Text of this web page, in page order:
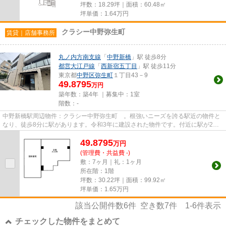
坪数：18.29坪｜面積：60.48㎡
坪単価： 1.64万円
賃貸｜店舗事務所 クラシー中野弥生町
丸ノ内方南支線 「 中野新橋 」駅 徒歩8分
都営大江戸線 「 西新宿五丁目 」駅 徒歩11分
東京都中野区弥生町 １丁目43－9
49.8795万円
築年数：築4年 ｜募集中： 1室
階数：-
中野新橋駅周辺物件：クラシー中野弥生町 。根強いニーズを誇る駅近の物件と
なり、徒歩8分に駅があります。令和3年に建設された物件です。付近に駅が2駅
49.8795万円
(管理費・共益費 -)
敷：7ヶ月｜礼：1ヶ月
所在階：1階
坪数：30.22坪｜面積：99.92㎡
坪単価： 1.65万円
該当公開件数6件 空き数7件 1-6件表示
チェックした物件をまとめて